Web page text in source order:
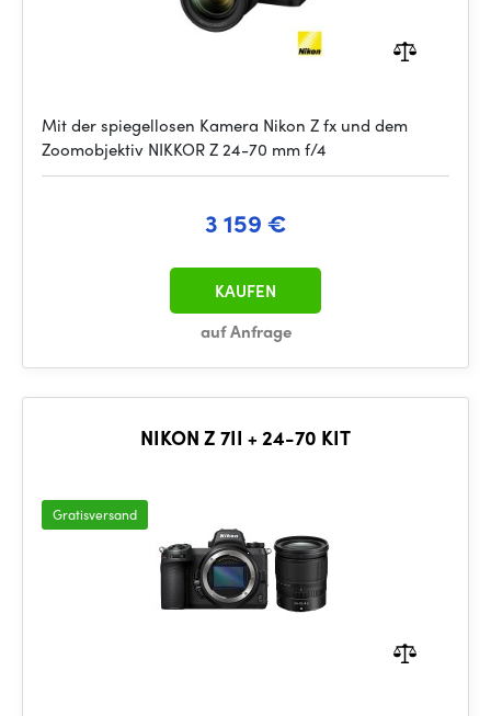
Mit der spiegellosen Kamera Nikon Z fx und dem
Zoomobjektiv NIKKOR Z 24-70 mm f/4
3 159 €
auf Anfrage
KAUFEN
NIKON Z 7II + 24-70 KIT
Gratisversand